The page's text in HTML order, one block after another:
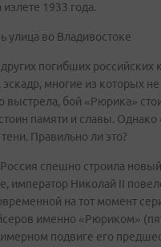
1933 года.
улица во Владивостоке
погибших российских
многие из которых
выстрела, бой «Рюрика»
памяти и славы.
Правильно ли это?
Россия спешно строила
император Николай II
на тот момент
именно «Рюриком»
подвиге его